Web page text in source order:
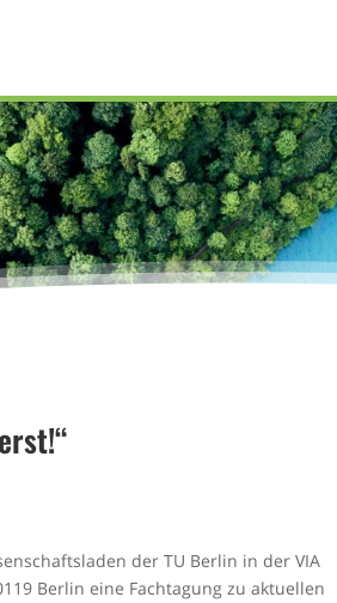
der TU Berlin in der VIA
Berlin eine Fachtagung zu aktuellen